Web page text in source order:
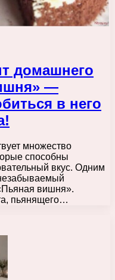
домашнего
—
в него
множество
способны
вкус. Одним
вишня».
пьянящего…